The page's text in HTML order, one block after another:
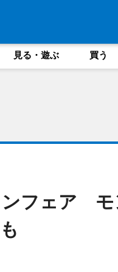
見る・遊ぶ 買う
フェア モ